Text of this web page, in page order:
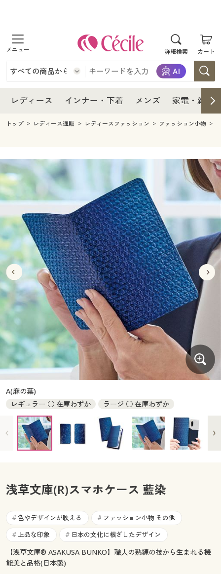
詳細検索 カート
商品を探す
レディース
レディースファッション
インナー・下着
インナー・下着通販すべて
メンズ下着
ジュニア・ティーンズ下着
メンズ
メンズファッション
メンズ下着
家電・雑貨すべて
キッチン・雑貨・日用品
寝具・インテリア・家具
寝具・インテリア・家具通販すべて
家具・収納
寝具・ベッド
カーテン・ラグ・ファブリック
美容・健康
美容・健康通販すべて
美容・健康・サプリメント
制服・スクール
制服・スクールすべて
制服・学生服
ジュニア・ティーンズ下着
大きいサイズ
大きいサイズ通販すべて
大きいサイズ レディース服
大きいサイズ レディース下着
大きいサイズ メンズ
大きいサイズ 事務・制服
バーゲン
バーゲンセール
シークレットセール
詳細検索
商品カテゴリ一覧
カタログ
カタログ・チラシからのご注文
デジタルカタログ
カタログ無料プレゼント
マイページ
閲覧履歴
お気に入り
レディース インナー・下着 メンズ 家電・雑貨
レディース
レディース通販すべて
レディースファッション
インナー・下着
インナー・下着通販すべて
ジュニア・ティーンズ下着
メンズ
メンズ下着
家電
キッチン・雑貨・日用品
寝具・インテリア・家具通販すべて
家具・収納
寝具・ベッド
カーテン・ラグ・ファブリック
美容・健康
美容・健康通販すべて
美容・健康・サプリメント
制服・スクール
制服・スクールすべて
制服・学生服
ジュニア・ティーンズ下着
大きいサイズ
大きいサイズ通販すべて
大きいサイズ レディース服
大きいサイズ レディース下着
大きいサイズ メンズ
大きいサイズ 事務・制服
バーゲン
バーゲンセール
シークレットセール
詳細検索
商品カテゴリ一覧
カタログ
カタログ・チラシからのご注文
カタログ無料プレゼント
会員メニュー
閲覧履歴
お気に入り
サポート
ご利用ガイド
トップ レディース通販 レディースファッション ファッション小物
A(麻の葉)
レギュラー ○ 在庫わずか
ラージ ○ 在庫わずか
浅草文庫(R)スマホケース 藍染
# 色やデザインが映える # ファッション小物 その他
# 上品な印象 # 日本の文化に根ざしたデザイン
【浅草文庫® ASAKUSA BUNKO】職人の熟練の技から生まれる機
能美と品格(日本製)